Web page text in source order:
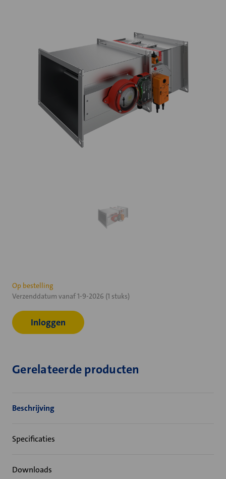
Huidige
voorraad:
Op bestelling
Verzenddatum vanaf 1-9-2026 (1 stuks)
Inloggen
Gerelateerde producten
Beschrijving
Specificaties
Downloads